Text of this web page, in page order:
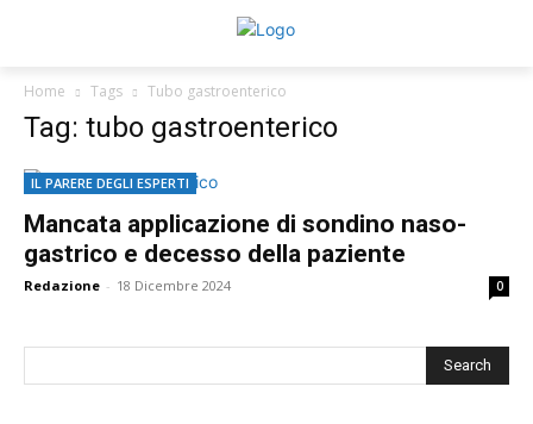
Home Tags Tubo gastroenterico
Tag: tubo gastroenterico
IL PARERE DEGLI ESPERTI
Mancata applicazione di sondino naso-
gastrico e decesso della paziente
Redazione - 18 Dicembre 2024 0